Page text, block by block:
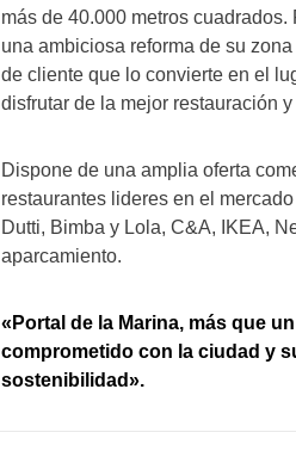
más de 40.000 metros
una ambiciosa reforma de su
de cliente que lo convierte en el
disfrutar de la mejor restauración
Dispone de una amplia oferta
restaurantes lideres en el
Dutti, Bimba y Lola, C&A, IKEA,
aparcamiento.
«Portal de la Marina, más que
comprometido con la ciudad y
sostenibilidad».